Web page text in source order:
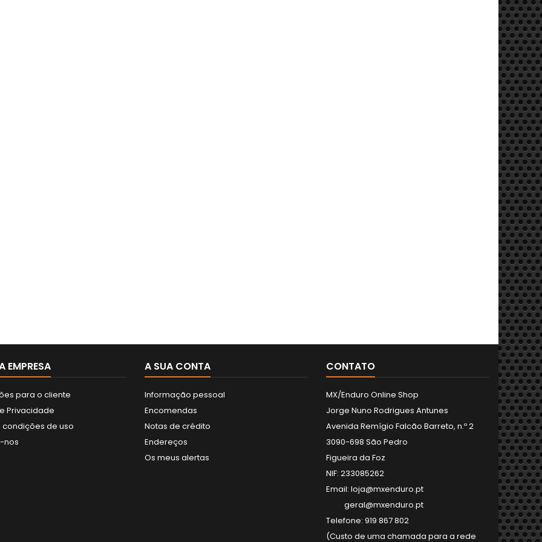
EMPRESA
para o cliente
Privacidade
condições de uso
nos
A SUA CONTA
Informação pessoal
Encomendas
Notas de crédito
Endereços
Os meus alertas
CONTATO
MX/Enduro Online Shop
Jorge Nuno Rodrigues Antunes
Avenida Remígio Falcão Barreto, n.º 2
3090-698 São Pedro
Figueira da Foz
NIF: 233085262
Email: loja@mxenduro.pt
geral@mxenduro.pt
Telefone: 919 867 802
(Custo de uma chamada para a rede